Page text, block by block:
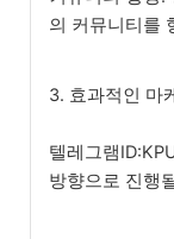
의 커뮤니티를
3. 효과적인 마
텔레그램
방향으로 진행